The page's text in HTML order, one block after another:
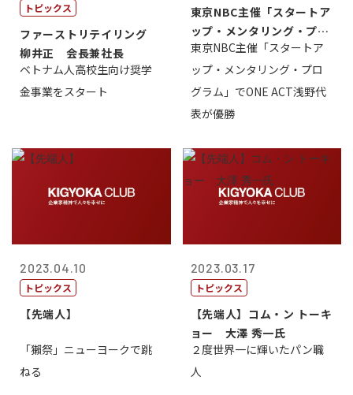
トピックス
ファーストリテイリング
柳井正 会長兼社長
ベトナム人高校生向け奨学
金事業をスタート
東京NBC主催「スタートア
ップ・メンタリング・プロ
グラム」で...
東京NBC主催「スタートア
ップ・メンタリング・プロ
グラム」でONE ACT浅野代
表が優勝
2023.04.10
トピックス
【先端人】
「獺祭」ニューヨークで跳
ねる
2023.03.17
トピックス
【先端人】コム・ン トーキ
ョー 大澤 秀一氏
２度世界一に輝いたパン職
人